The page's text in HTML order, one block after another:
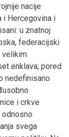
nacije
i Hercegovina i
u znatnoj
federacijski
velikim
enklava; pored
nedefinisano
i crkve
svega